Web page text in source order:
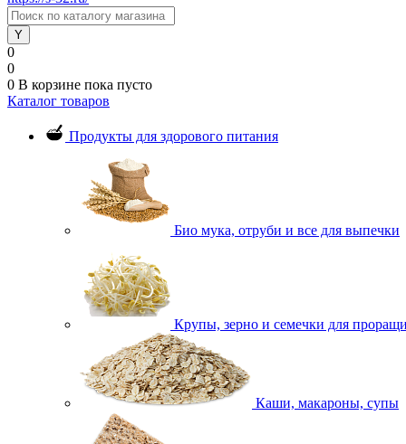
0
0
0 В корзине пока пусто
Каталог товаров
Продукты для здорового питания
Био мука, отруби и все для выпечки
Крупы, зерно и семечки для
Каши, макароны, супы